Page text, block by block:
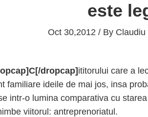
este
Oct 30,2012 / By Claudiu
dropcap] ititorului care a
familiare ideile de mai jos, insa
intr-o lumina comparativa cu
viitorul: antreprenoriatul.